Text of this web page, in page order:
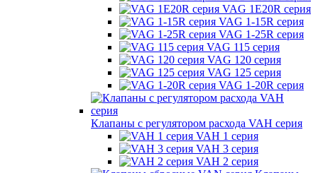
VAG 1E20R серия
VAG 1-15R серия
VAG 1-25R серия
VAG 115 серия
VAG 120 серия
VAG 125 серия
VAG 1-20R серия
Клапаны с регулятором расхода VAH серия
VAH 1 серия
VAH 3 серия
VAH 2 серия